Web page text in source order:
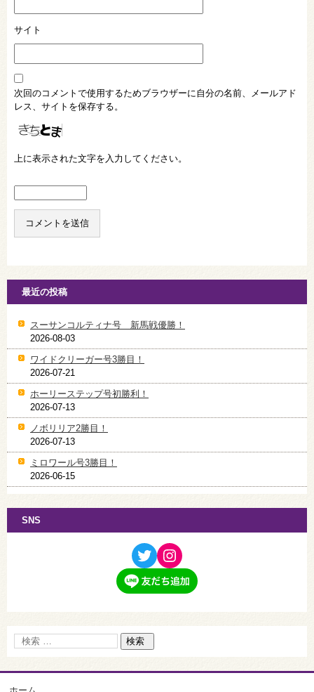
サイト
次回のコメントで使用するためブラウザーに自分の名前、メールアド
レス、サイトを保存する。
上に表示された文字を入力してください。
最近の投稿
スーサンコルティナ号 新馬戦優勝！
2026-08-03
ワイドクリーガー号3勝目！
2026-07-21
ホーリーステップ号初勝利！
2026-07-13
ノボリリア2勝目！
2026-07-13
ミロワール号3勝目！
2026-06-15
SNS